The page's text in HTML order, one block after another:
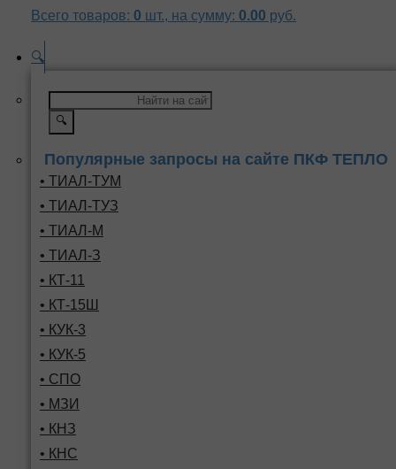
Всего товаров: 0 шт., на сумму: 0.00 руб.
🔍
🔍
Популярные запросы на сайте ПКФ ТЕПЛО
• ТИАЛ-ТУМ
• ТИАЛ-ТУЗ
• ТИАЛ-М
• ТИАЛ-З
• КТ-11
• КТ-15Ш
• КУК-3
• КУК-5
• СПО
• МЗИ
• КНЗ
• КНС